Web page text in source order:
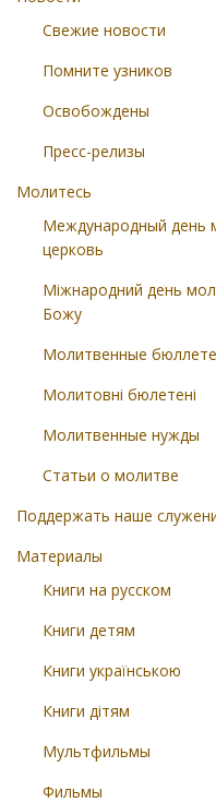
Свежие новости
Помните узников
Освобождены
Пресс-релизы
Молитесь
Международный день
церковь
Міжнародний день
Божу
Молитвенные
Молитовні бюлетені
Молитвенные нужды
Статьи о молитве
Поддержать наше
Материалы
Книги на русском
Книги детям
Книги українською
Книги дітям
Мультфильмы
Фильмы